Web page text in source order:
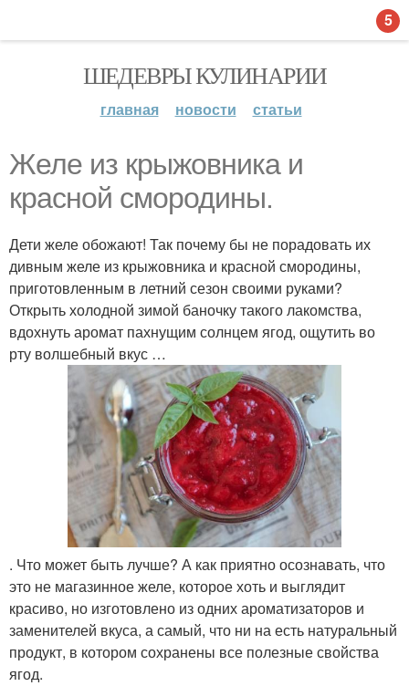
ШЕДЕВРЫ КУЛИНАРИИ
главная новости статьи
Желе из крыжовника и
красной смородины.
Дети желе обожают! Так почему бы не порадовать их
дивным желе из крыжовника и красной смородины,
приготовленным в летний сезон своими руками?
Открыть холодной зимой баночку такого лакомства,
вдохнуть аромат пахнущим солнцем ягод, ощутить во
рту волшебный вкус …
. Что может быть лучше? А как приятно осознавать, что
это не магазинное желе, которое хоть и выглядит
красиво, но изготовлено из одних ароматизаторов и
заменителей вкуса, а самый, что ни на есть натуральный
продукт, в котором сохранены все полезные свойства
ягод.
5